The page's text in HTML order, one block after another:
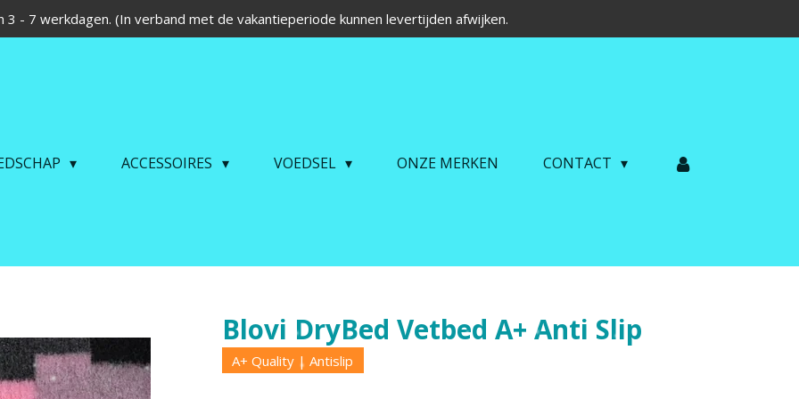
3 - 7 werkdagen. (In verband met de vakantieperiode kunnen levertijden afwijken.
ACCESSOIRES VOEDSEL ONZE MERKEN CONTACT
Blovi DryBed Vetbed A+ Anti Slip
A+ Quality | Antislip